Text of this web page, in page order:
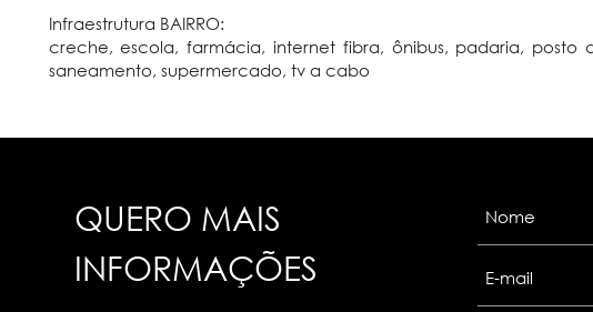
Infraestrutura BAIRRO:
creche, escola, farmácia, internet fibra, ônibus, padaria, posto
saneamento, supermercado, tv a cabo
QUERO MAIS
INFORMAÇÕES